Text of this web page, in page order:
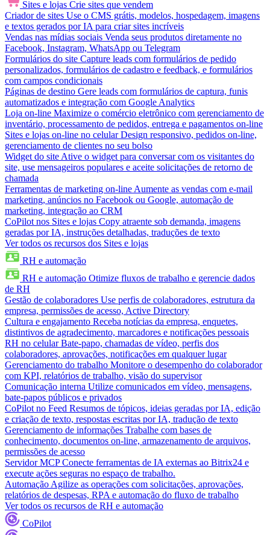
Sites e lojas Crie sites que vendem
Criador de sites Use o CMS grátis, modelos, hospedagem, imagens
e textos gerados por IA para criar sites incríveis
Vendas nas mídias sociais Venda seus produtos diretamente no
Facebook, Instagram, WhatsApp ou Telegram
Formulários do site Capture leads com formulários de pedido
personalizados, formulários de cadastro e feedback, e formulários
com campos condicionais
Páginas de destino Gere leads com formulários de captura, funis
automatizados e integração com Google Analytics
Loja on-line Maximize o comércio eletrônico com gerenciamento de
inventário, processamento de pedidos, entrega e pagamentos on-line
Sites e lojas on-line no celular Design responsivo, pedidos on-line,
gerenciamento de clientes no seu bolso
Widget do site Ative o widget para conversar com os visitantes do
site, use mensageiros populares e aceite solicitações de retorno de
chamada
Ferramentas de marketing on-line Aumente as vendas com e-mail
marketing, anúncios no Facebook ou Google, automação de
marketing, integração ao CRM
CoPilot nos Sites e lojas Copy atraente sob demanda, imagens
geradas por IA, instruções detalhadas, traduções de texto
Ver todos os recursos dos Sites e lojas
RH e automação
RH e automação Otimize fluxos de trabalho e gerencie dados
de RH
Gestão de colaboradores Use perfis de colaboradores, estrutura da
empresa, permissões de acesso, Active Directory
Cultura e engajamento Receba notícias da empresa, enquetes,
distintivos de agradecimento, marcadores e notificações pessoais
RH no celular Bate-papo, chamadas de vídeo, perfis dos
colaboradores, aprovações, notificações em qualquer lugar
Gerenciamento do trabalho Monitore o desempenho do colaborador
com KPI, relatórios de trabalho, visão do supervisor
Comunicação interna Utilize comunicados em vídeo, mensagens,
bate-papos públicos e privados
CoPilot no Feed Resumos de tópicos, ideias geradas por IA, edição
e criação de texto, respostas escritas por IA, tradução de texto
Gerenciamento de informações Trabalhe com bases de
conhecimento, documentos on-line, armazenamento de arquivos,
permissões de acesso
Servidor MCP Conecte ferramentas de IA externas ao Bitrix24 e
execute ações seguras no espaço de trabalho.
Automação Agilize as operações com solicitações, aprovações,
relatórios de despesas, RPA e automação do fluxo de trabalho
Ver todos os recursos de RH e automação
CoPilot